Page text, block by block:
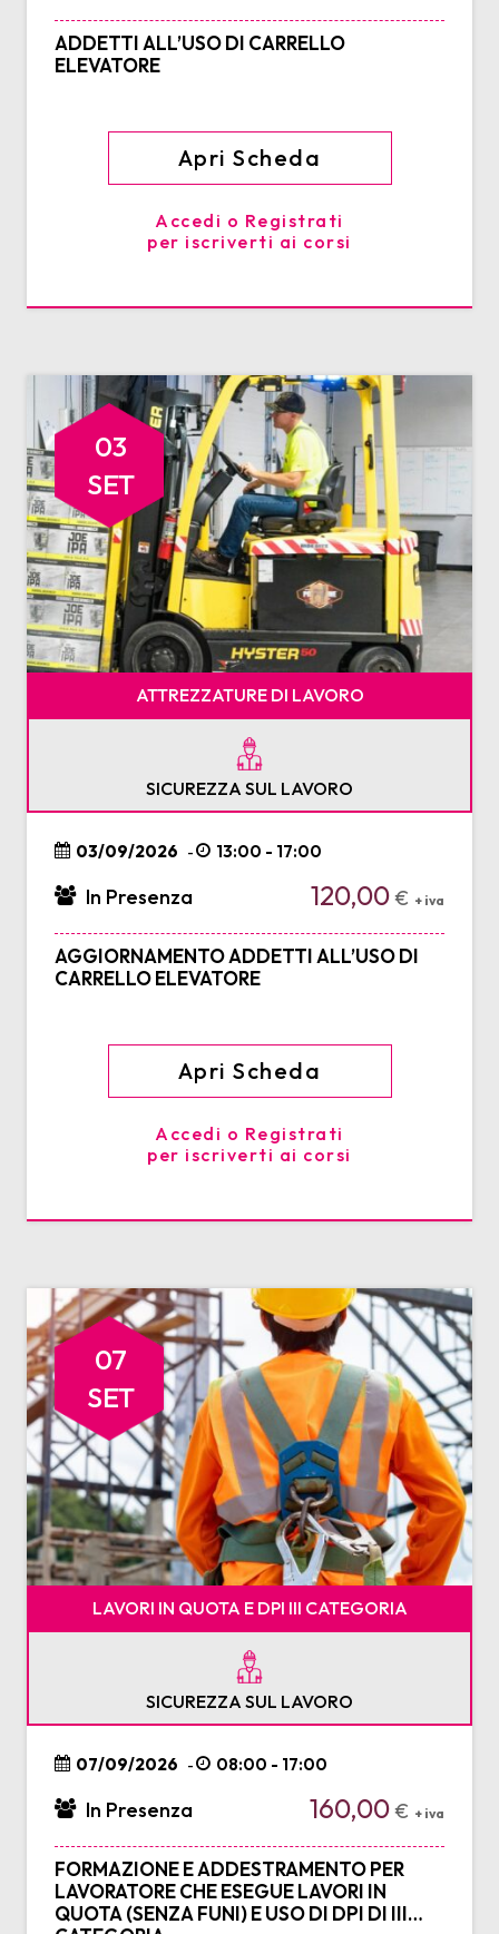
ADDETTI ALL’USO DI CARRELLO
ELEVATORE
Apri Scheda
Accedi o Registrati
per iscriverti ai corsi
03
SET
ATTREZZATURE DI LAVORO
SICUREZZA SUL LAVORO
03/09/2026 - 13:00 - 17:00
120,00€ + iva
In Presenza
AGGIORNAMENTO ADDETTI ALL’USO DI
CARRELLO ELEVATORE
Apri Scheda
Accedi o Registrati
per iscriverti ai corsi
07
SET
LAVORI IN QUOTA E DPI III CATEGORIA
SICUREZZA SUL LAVORO
07/09/2026 - 08:00 - 17:00
160,00€ + iva
In Presenza
FORMAZIONE E ADDESTRAMENTO PER
LAVORATORE CHE ESEGUE LAVORI IN
QUOTA (SENZA FUNI) E USO DI DPI DI III